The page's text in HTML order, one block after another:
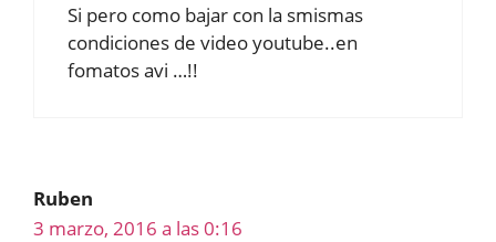
Si pero como bajar con la smismas
condiciones de video youtube..en
fomatos avi …!!
Ruben
3 marzo, 2016 a las 0:16